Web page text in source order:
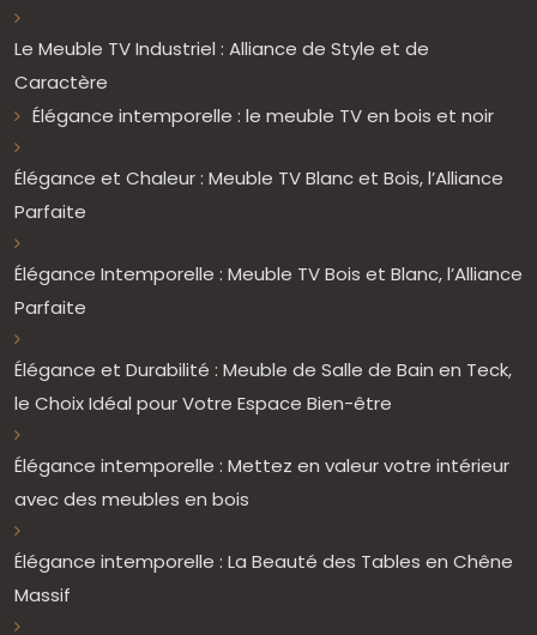
Le Meuble TV Industriel : Alliance de Style et de
Caractère
Élégance intemporelle : le meuble TV en bois et noir
Élégance et Chaleur : Meuble TV Blanc et Bois, l’Alliance
Parfaite
Élégance Intemporelle : Meuble TV Bois et Blanc, l’Alliance
Parfaite
Élégance et Durabilité : Meuble de Salle de Bain en Teck,
le Choix Idéal pour Votre Espace Bien-être
Élégance intemporelle : Mettez en valeur votre intérieur
avec des meubles en bois
Élégance intemporelle : La Beauté des Tables en Chêne
Massif